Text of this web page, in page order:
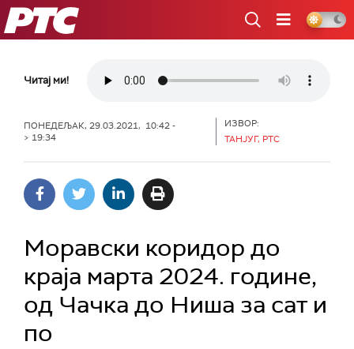
РТС
Читај ми!
ПОНЕДЕЉАК, 29.03.2021, 10:42 -
> 19:34
ИЗВОР:
ТАНЈУГ, РТС
Моравски коридор до
краја марта 2024. године,
од Чачка до Ниша за сат и
по